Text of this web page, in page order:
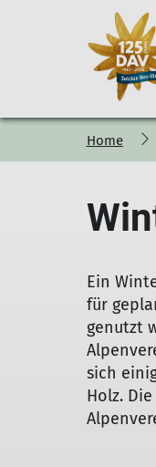
Aktiv mit
Home
Ein
für
genutzt
sich
Holz.